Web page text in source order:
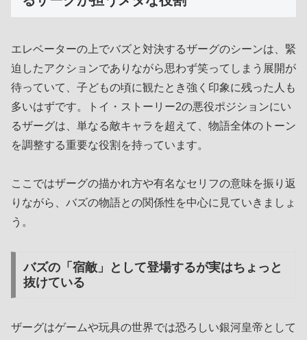
エレベーターの上でバズと対決するザーグのシーンは、緊
迫したアクションでありながら思わず笑ってしまう展開が
待っていて、子どもの頃に観たとき強く印象に残った人も
多いはずです。トイ・ストーリー2の悪役ポジションにい
るザーグは、単なる敵キャラを超えて、物語全体のトーン
を調整する重要な役割を持っています。
ここではザーグの描かれ方や有名なセリフの意味を振り返
りながら、バズの物語との関係性を中心に見ていきましょ
う。
バズの「宿敵」として登場するが実はちょっと
抜けている
ザーグはゲームや玩具の世界では恐ろしい銀河皇帝として